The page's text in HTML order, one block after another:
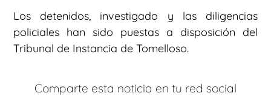
Los detenidos, investigado y las diligencias
policiales han sido puestas a disposición del
Tribunal de Instancia de Tomelloso.
Comparte esta noticia en tu red social